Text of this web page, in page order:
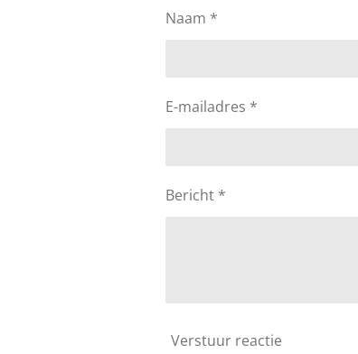
Naam *
E-mailadres *
Bericht *
Verstuur reactie